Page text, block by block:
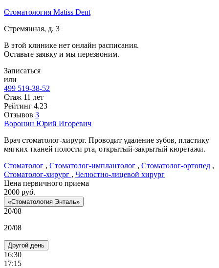
Стоматология Matiss Dent
Стремянная, д. 3
В этой клинике нет онлайн расписания.
Оставьте заявку и мы перезвоним.
Записаться
или
499 519-38-52
Стаж 11 лет
Рейтинг 4.23
Отзывов 3
Воронин Юрий Игоревич
Врач стоматолог-хирург. Проводит удаление зубов, пластику
мягких тканей полости рта, открытый-закрытый кюретажи.
Стоматолог , Стоматолог-имплантолог , Стоматолог-ортопед ,
Стоматолог-хирург , Челюстно-лицевой хирург
Цена первичного приема
2000 руб.
«Стоматология Энталь»
20/08
20/08
Другой день
16:30
17:15